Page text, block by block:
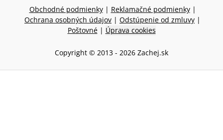
Obchodné podmienky | Reklamačné podmienky |
Ochrana osobných údajov | Odstúpenie od zmluvy |
Poštovné | Úprava cookies
Copyright © 2013 - 2026 Zachej.sk